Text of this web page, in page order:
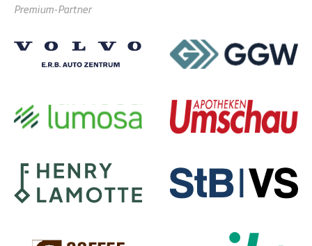
Premium-Partner